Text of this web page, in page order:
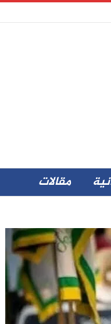
مقالات